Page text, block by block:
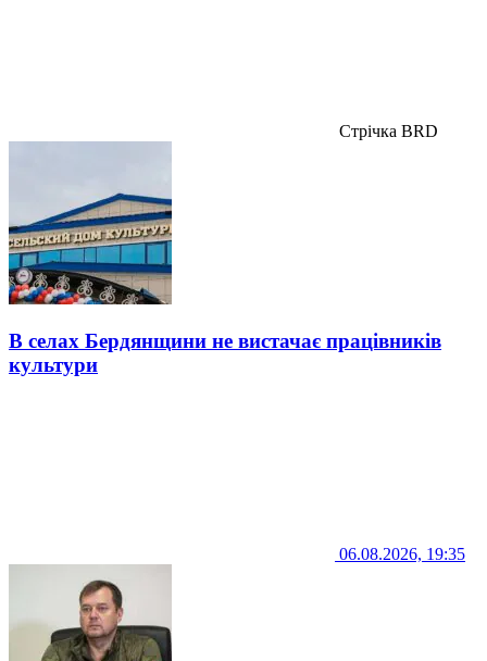
Стрічка BRD
В селах Бердянщини не вистачає працівників
культури
06.08.2026, 19:35